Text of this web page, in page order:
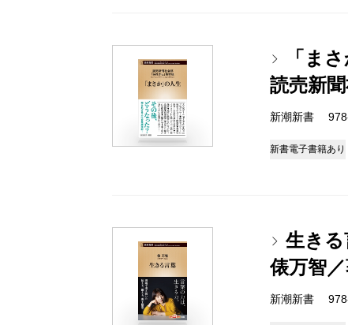
「ま
読売新
新潮新書
新書電子書籍あり
生きる
俵万智
新潮新書